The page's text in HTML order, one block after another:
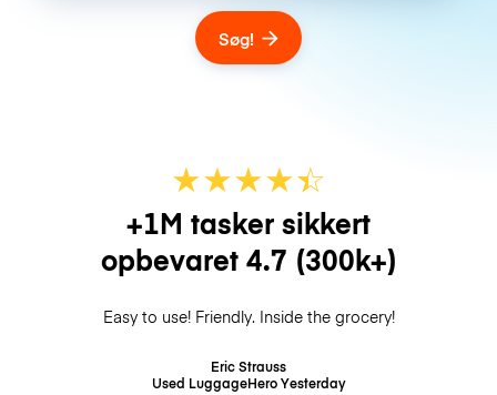
Søg!
★★★★☆
★
+1M tasker sikkert
opbevaret 4.7 (300k+)
Easy to use! Friendly. Inside the grocery!
Eric Strauss
Used LuggageHeroYesterday